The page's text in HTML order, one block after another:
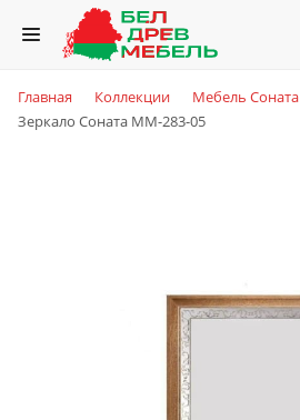
Главная Коллекции
Мебель Соната
Зеркало Соната ММ-283-05